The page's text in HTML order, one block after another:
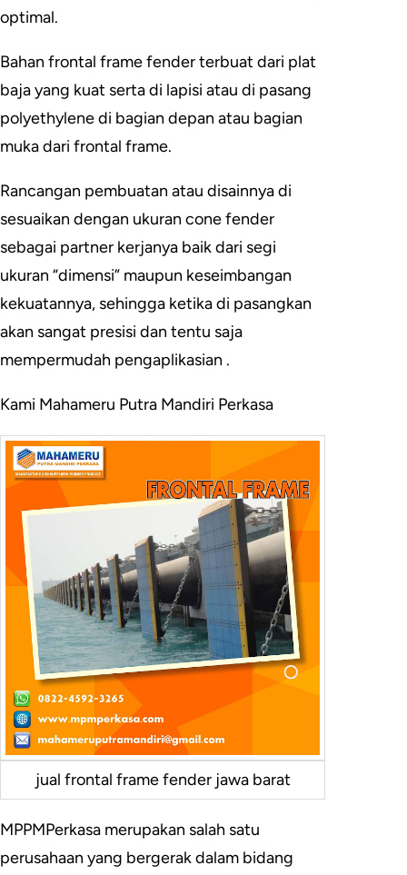
optimal.
Bahan frontal frame fender terbuat dari plat
baja yang kuat serta di lapisi atau di pasang
polyethylene di bagian depan atau bagian
muka dari frontal frame.
Rancangan pembuatan atau disainnya di
sesuaikan dengan ukuran cone fender
sebagai partner kerjanya baik dari segi
ukuran “dimensi” maupun keseimbangan
kekuatannya, sehingga ketika di pasangkan
akan sangat presisi dan tentu saja
mempermudah pengaplikasian .
Kami Mahameru Putra Mandiri Perkasa
jual frontal frame fender jawa barat
MPPMPerkasa merupakan salah satu
perusahaan yang bergerak dalam bidang